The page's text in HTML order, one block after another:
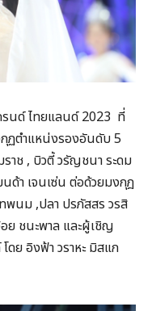
นด์ ไทยแลนด์ 2023 ที่
ฏตำแหน่งรองอันดับ 5
าช , บิวตี้ วรัญชนา ระดม
ด้า เจนเซ่น ต่อด้วยมงกุฎ
พนม ,ปลา ปรภัสสร วรสิ
ย ชนะพาล และผู้เชิญ
ย อิงฟ้า วราหะ มิสแก